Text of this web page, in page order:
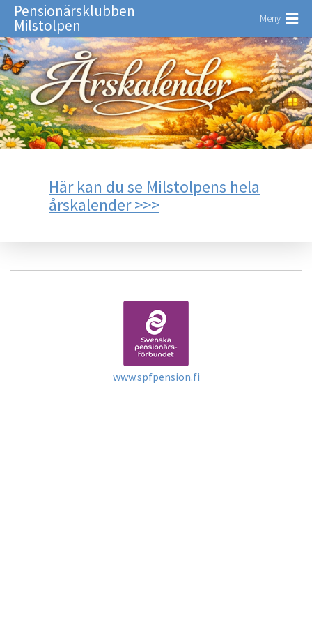
Pensionärsklubben
Milstolpen Meny
Här kan du se Milstolpens hela
årskalender >>>
www.spfpension.fi